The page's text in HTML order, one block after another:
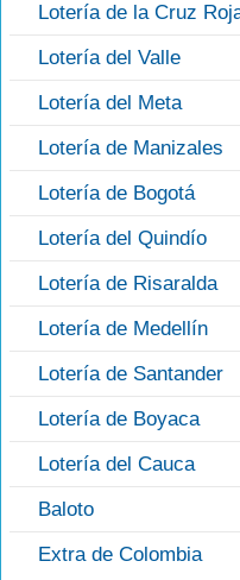
Lotería de la Cruz
Lotería del Valle
Lotería del Meta
Lotería de Manizales
Lotería de Bogotá
Lotería del Quindío
Lotería de Risaralda
Lotería de Medellín
Lotería de Santander
Lotería de Boyaca
Lotería del Cauca
Baloto
Extra de Colombia